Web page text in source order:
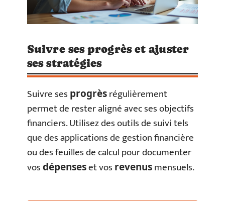
Suivre ses progrès et ajuster
ses stratégies
Suivre ses progrèsrégulièrement
permet de rester aligné avec ses objectifs
financiers. Utilisez des outils de suivi tels
que des applications de gestion financière
ou des feuilles de calcul pour documenter
vosdépenseset vos revenusmensuels.